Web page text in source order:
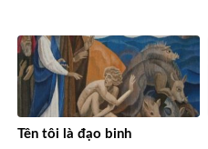
Tên tôi là đạo binh